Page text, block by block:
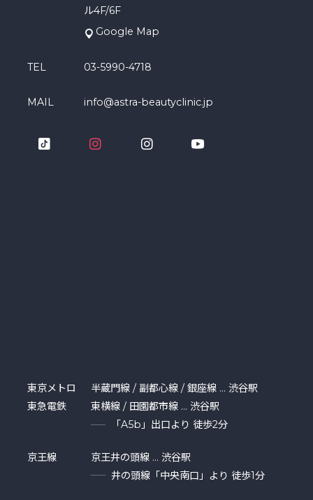
ル4F/6F
Google Map
TEL 03-5990-4718
MAIL info@astra-beautyclinic.jp
東京メトロ
東急電鉄
半蔵門線 / 副都心線 / 銀座線 … 渋谷駅
東横線 / 田園都市線 … 渋谷駅
「A5b」出口より 徒歩2分
京王線
京王井の頭線 … 渋谷駅
井の頭線「中央南口」より 徒歩1分